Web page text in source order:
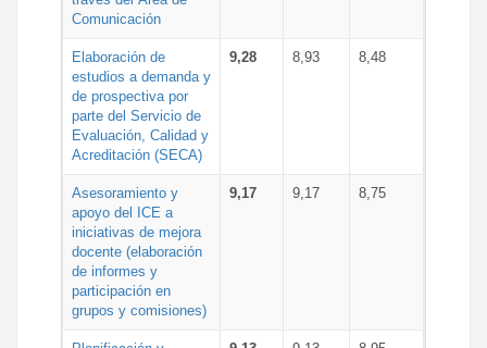
Comunicación
Elaboración de
estudios a demanda y
de prospectiva por
parte del Servicio de
Evaluación, Calidad y
Acreditación (SECA)
9,28 8,93 8,48
Asesoramiento y
apoyo del ICE a
iniciativas de mejora
docente (elaboración
de informes y
participación en
grupos y comisiones)
9,17 9,17 8,75